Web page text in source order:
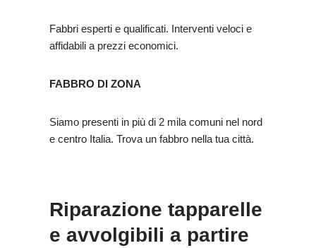
Fabbri esperti e qualificati. Interventi veloci e
affidabili a prezzi economici.
FABBRO DI ZONA
Siamo presenti in più di 2 mila comuni nel nord
e centro Italia. Trova un fabbro nella tua città.
Riparazione tapparelle
e avvolgibili a partire